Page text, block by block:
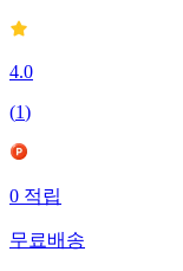
4.0
(1)
0적립
무료배송